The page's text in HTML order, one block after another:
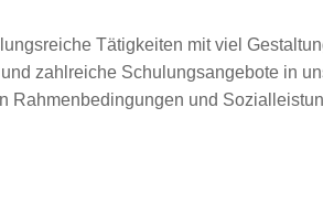
Tätigkeiten mit viel
zahlreiche Schulungsangebote in
Rahmenbedingungen und